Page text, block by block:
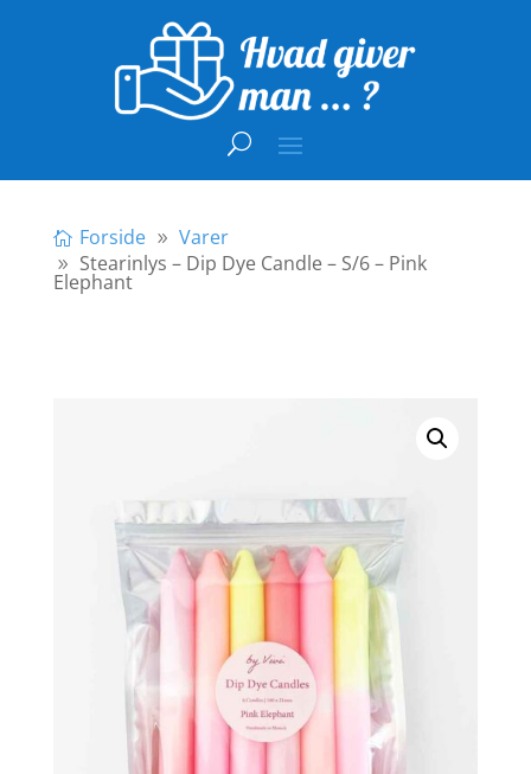
Forside
Varer
Stearinlys – Dip Dye Candle – S/6 – Pink
Elephant